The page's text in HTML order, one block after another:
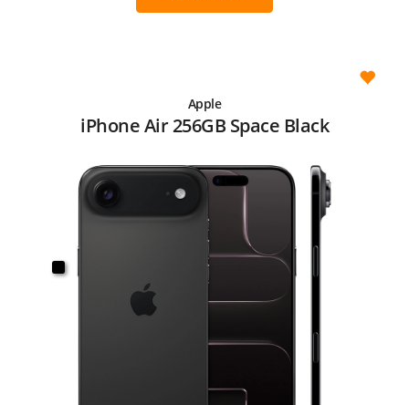
Apple
iPhone Air 256GB Space Black